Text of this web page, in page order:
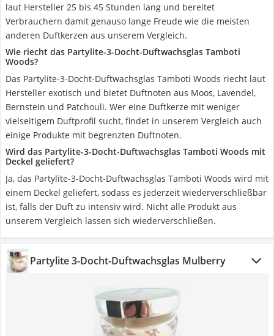
laut Hersteller 25 bis 45 Stunden lang und bereitet
Verbrauchern damit genauso lange Freude wie die meisten
anderen Duftkerzen aus unserem Vergleich.
Wie riecht das Partylite-3-Docht-Duftwachsglas Tamboti
Woods?
Das Partylite-3-Docht-Duftwachsglas Tamboti Woods riecht laut
Hersteller exotisch und bietet Duftnoten aus Moos, Lavendel,
Bernstein und Patchouli. Wer eine Duftkerze mit weniger
vielseitigem Duftprofil sucht, findet in unserem Vergleich auch
einige Produkte mit begrenzten Duftnoten.
Wird das Partylite-3-Docht-Duftwachsglas Tamboti Woods mit
Deckel geliefert?
Ja, das Partylite-3-Docht-Duftwachsglas Tamboti Woods wird mit
einem Deckel geliefert, sodass es jederzeit wiederverschließbar
ist, falls der Duft zu intensiv wird. Nicht alle Produkt aus
unserem Vergleich lassen sich wiederverschließen.
Partylite 3-Docht-Duftwachsglas Mulberry